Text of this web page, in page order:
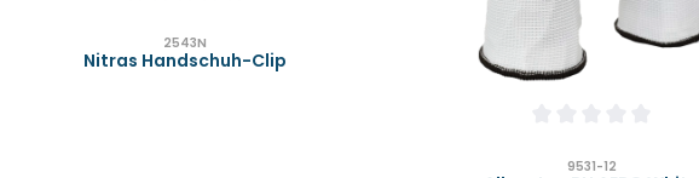
Durchschnittliche Bewertung von 0 von 5 Sternen
2543N
Nitras Handschuh-Clip
9531-12